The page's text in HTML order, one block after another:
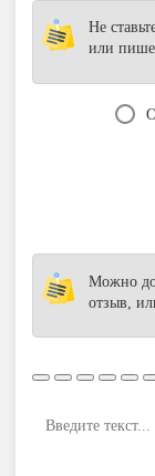
Не
или
Можно
отзыв,